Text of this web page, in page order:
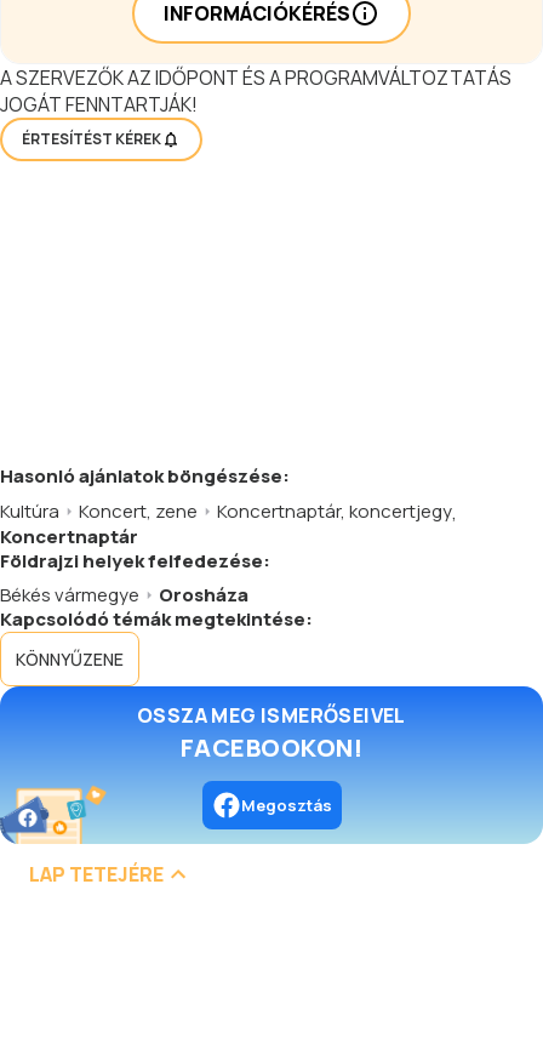
INFORMÁCIÓKÉRÉS
A SZERVEZŐK AZ IDŐPONT ÉS A PROGRAMVÁLTOZTATÁS
JOGÁT FENNTARTJÁK!
ÉRTESÍTÉST KÉREK
Hasonlóajánlatokböngészése:
Kultúra
Koncert, zene Koncertnaptár, koncertjegy,
Koncertnaptár
Földrajzi helyek felfedezése:
Békés vármegye
Orosháza
Kapcsolódó témák megtekintése:
KÖNNYŰZENE
OSSZA MEG ISMERŐSEIVEL
FACEBOOKON!
Megosztás
LAP TETEJÉRE